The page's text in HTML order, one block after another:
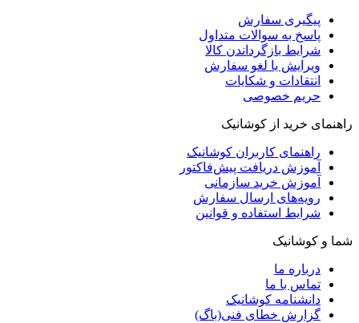
پیگیری سفارش
پاسخ به سوالات متداول
شرایط بازگرداندن کالا
ویرایش یا لغو سفارش
انتقادات و شکایات
حریم خصوصی
راهنمای خرید از کوشانیک
راهنمای کاربران کوشانیک
آموزش دریافت پیش‌فاکتور
آموزش خرید سازمانی
رویه‌های ارسال سفارش
شرایط استفاده و قوانین
شما و کوشانیک
درباره ما
تماس با ما
دانشنامه کوشانیک
گزارش خطای فنی(باگ)